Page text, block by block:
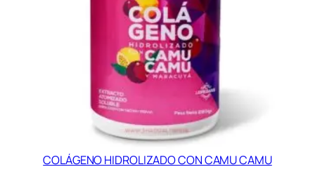
COLÁGENO HIDROLIZADO CON CAMU CAMU